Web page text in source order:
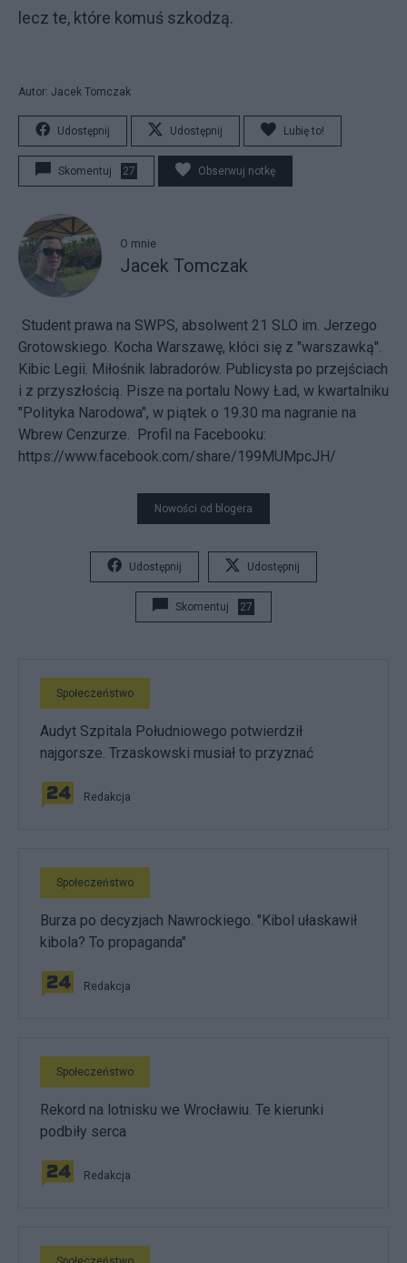
lecz te, które komuś szkodzą.
Autor: Jacek Tomczak
Udostępnij Udostępnij Lubię to!
Skomentuj 27 Obserwuj notkę
O mnie
Jacek Tomczak
Student prawa na SWPS, absolwent 21 SLO im. Jerzego
Grotowskiego. Kocha Warszawę, kłóci się z "warszawką".
Kibic Legii. Miłośnik labradorów. Publicysta po przejściach
i z przyszłością. Pisze na portalu Nowy Ład, w kwartalniku
"Polityka Narodowa", w piątek o 19.30 ma nagranie na
Wbrew Cenzurze. Profil na Facebooku:
https://www.facebook.com/share/199MUMpcJH/
Nowości od blogera
Udostępnij Udostępnij
Skomentuj 27
Społeczeństwo
Audyt Szpitala Południowego potwierdził
najgorsze. Trzaskowski musiał to przyznać
Redakcja
Społeczeństwo
Burza po decyzjach Nawrockiego. "Kibol ułaskawił
kibola? To propaganda"
Redakcja
Społeczeństwo
Rekord na lotnisku we Wrocławiu. Te kierunki
podbiły serca
Redakcja